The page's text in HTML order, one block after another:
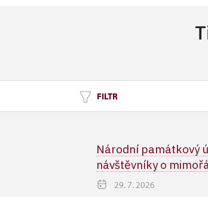
FILTR
Národní památkový
návštěvníky o
29. 7. 2026